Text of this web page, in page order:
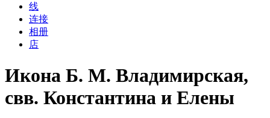
线
连接
相册
店
Икона Б. М. Владимирская,
свв. Константина и Елены